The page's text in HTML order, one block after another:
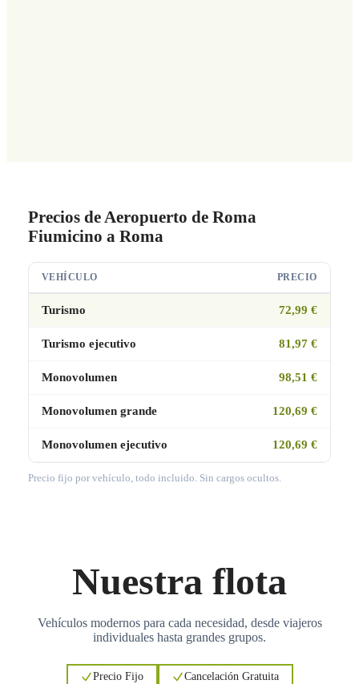
Precios de Aeropuerto de Roma
Fiumicino a Roma
VEHÍCULO PRECIO
Turismo 72,99 €
Turismo ejecutivo 81,97 €
Monovolumen 98,51 €
Monovolumen grande 120,69 €
Monovolumen ejecutivo 120,69 €
Precio fijo por vehículo, todo incluido. Sin cargos ocultos.
Nuestra flota
Vehículos modernos para cada necesidad, desde viajeros
individuales hasta grandes grupos.
Precio Fijo Cancelación Gratuita